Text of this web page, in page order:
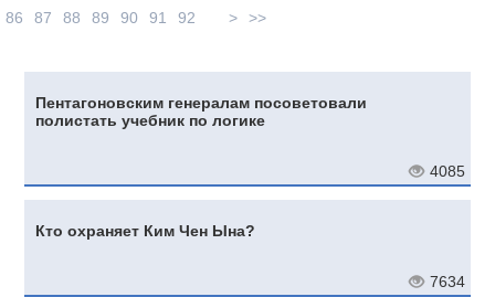
86
87 88 89 90 91 92 > >>
Пентагоновским генералам посоветовали
полистать учебник по логике
4085
Кто охраняет Ким Чен Ына?
7634